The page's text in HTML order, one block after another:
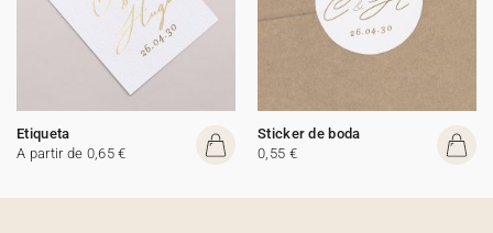
Etiqueta
A partir de 0,65 €
Sticker de boda
0,55 €